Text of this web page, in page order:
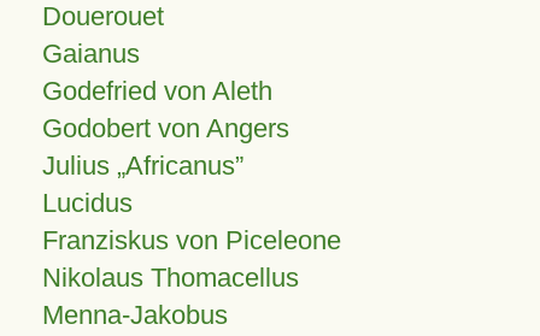
Douerouet
Gaianus
Godefried von Aleth
Godobert von Angers
Julius Africanus
Lucidus
Franziskus von Piceleone
Nikolaus Thomacellus
Menna-Jakobus